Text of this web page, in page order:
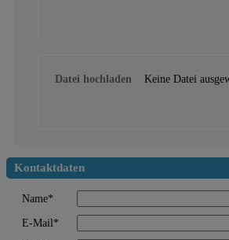
Datei hochladen Keine Datei
Kontaktdaten
Name*
E-Mail*